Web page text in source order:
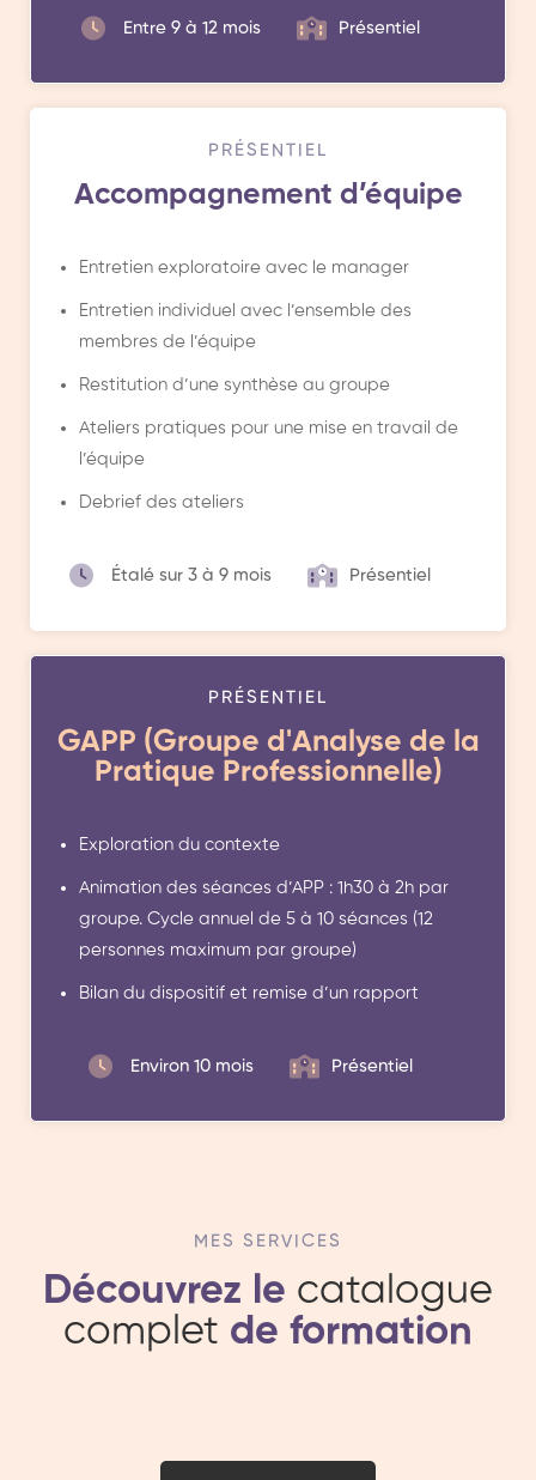
Entre 9 à 12 mois Présentiel
PRÉSENTIEL
Accompagnement d’équipe
Entretien exploratoire avec le manager
Entretien individuel avec l’ensemble des
membres de l’équipe
Restitution d’une synthèse au groupe
Ateliers pratiques pour une mise en travail de
l’équipe
Debrief des ateliers
Étalé sur 3 à 9 mois Présentiel
PRÉSENTIEL
GAPP (Groupe d'Analyse de la
Pratique Professionnelle)
Exploration du contexte
Animation des séances d’APP : 1h30 à 2h par
groupe. Cycle annuel de 5 à 10 séances (12
personnes maximum par groupe)
Bilan du dispositif et remise d’un rapport
Environ 10 mois Présentiel
MES SERVICES
Découvrez le catalogue
complet de formation